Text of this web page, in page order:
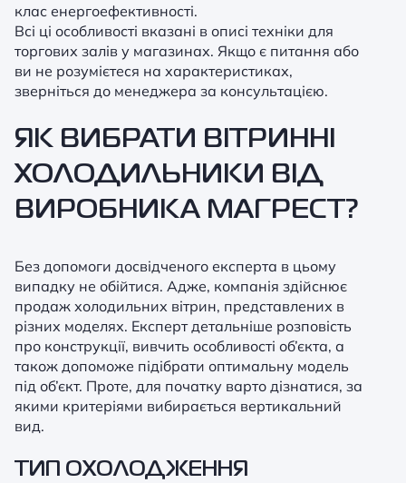
клас енергоефективності.
Всі ці особливості вказані в описі техніки для
торгових залів у магазинах. Якщо є питання або
ви не розумієтеся на характеристиках,
зверніться до менеджера за консультацією.
ЯК ВИБРАТИ ВІТРИННІ
ХОЛОДИЛЬНИКИ ВІД
ВИРОБНИКА МАГРЕСТ?
Без допомоги досвідченого експерта в цьому
випадку не обійтися. Адже, компанія здійснює
продаж холодильних вітрин, представлених в
різних моделях. Експерт детальніше розповість
про конструкції, вивчить особливості об’єкта, а
також допоможе підібрати оптимальну модель
під об’єкт. Проте, для початку варто дізнатися, за
якими критеріями вибирається вертикальний
вид.
ТИП ОХОЛОДЖЕННЯ